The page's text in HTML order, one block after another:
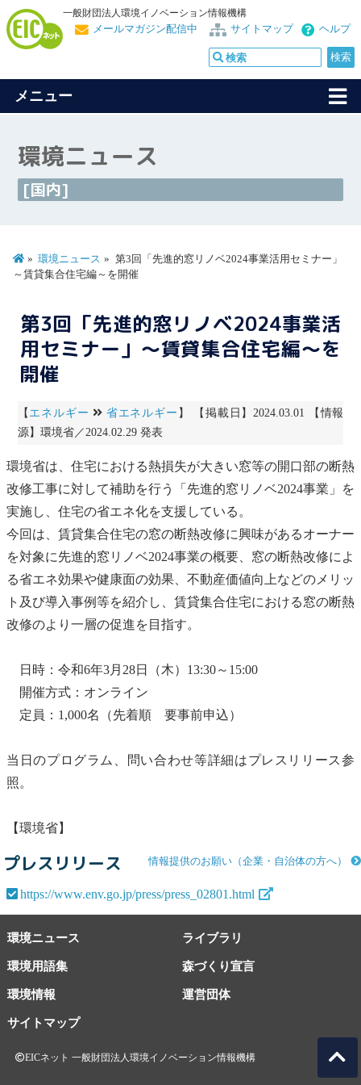
一般財団法人環境イノベーション情報機構
ヘルプ
サイトマップ
メールマガジン配信中
メニュー
環境ニュース
[国内]
環境ニュース
第3回「先進的窓リノベ2024事業活用セミナー」
～賃貸集合住宅編～を開催
第3回「先進的窓リノベ2024事業活
用セミナー」～賃貸集合住宅編～を
開催
【 エネルギー 省エネルギー 】 【掲載日】2024.03.01 【情報
源】環境省／2024.02.29 発表
環境省は、住宅における熱損失が大きい窓等の開口部の断熱
改修工事に対して補助を行う「先進的窓リノベ2024事業」を
実施し、住宅の省エネ化を支援している。
今回は、賃貸集合住宅の窓の断熱改修に興味があるオーナー
を対象に先進的窓リノベ2024事業の概要、窓の断熱改修によ
る省エネ効果や健康面の効果、不動産価値向上などのメリッ
ト及び導入事例等を紹介し、賃貸集合住宅における窓の断熱
改修のより一層の促進を目指す。
日時：令和6年3月28日（木）13:30～15:00
開催方式：オンライン
定員：1,000名（先着順 要事前申込）
当日のプログラム、問い合わせ等詳細はプレスリリース参
照。
【環境省】
情報提供のお願い（企業・自治体の方へ）
プレスリリース
https://www.env.go.jp/press/press_02801.html
環境ニュース ライブラリ
環境用語集 森づくり宣言
環境情報
サイトマップ
運営団体
EICネット 一般財団法人環境イノベーション情報機構